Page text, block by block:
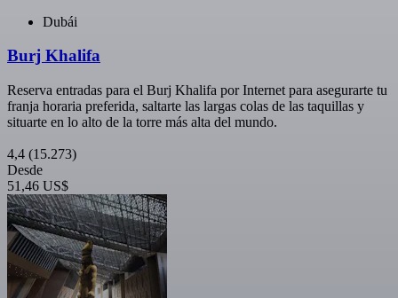
Dubái
Burj Khalifa
Reserva entradas para el Burj Khalifa por Internet para asegurarte tu
franja horaria preferida, saltarte las largas colas de las taquillas y
situarte en lo alto de la torre más alta del mundo.
4,4 (15.273)
Desde
51,46 US$